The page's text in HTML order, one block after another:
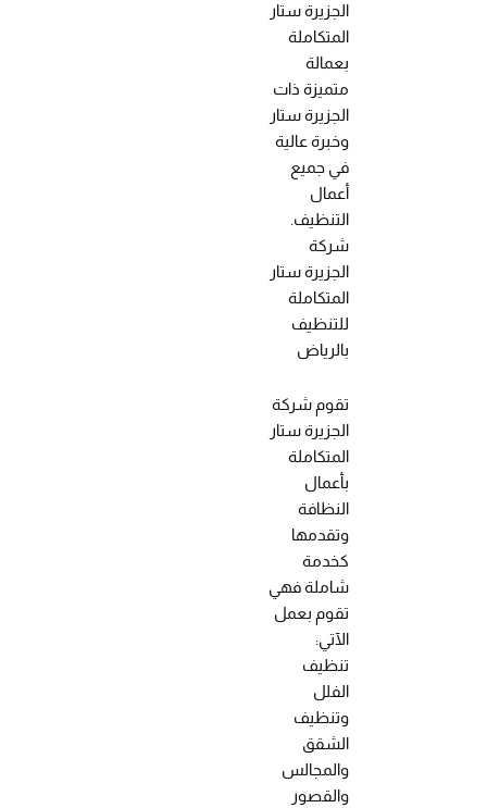
الجزيرة ستار
المتكاملة
بعمالة
متميزة ذات
الجزيرة ستار
وخبرة عالية
في جميع
أعمال
التنظيف.
شركة
الجزيرة ستار
المتكاملة
للتنظيف
بالرياض
تقوم شركة
الجزيرة ستار
المتكاملة
بأعمال
النظافة
وتقدمها
كخدمة
شاملة فهي
تقوم بعمل
الآتي:
تنظيف
الفلل
وتنظيف
الشقق
والمجالس
والقصور